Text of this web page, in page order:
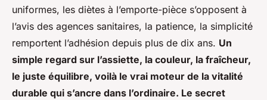
uniformes, les diètes à l’emporte-pièce s’opposent à
l’avis des agences sanitaires, la patience, la simplicité
remportent l’adhésion depuis plus de dix ans. Un
simple regard sur l’assiette, la couleur, la fraîcheur,
le juste équilibre, voilà le vrai moteur de la vitalité
durable qui s’ancre dans l’ordinaire. Le secret